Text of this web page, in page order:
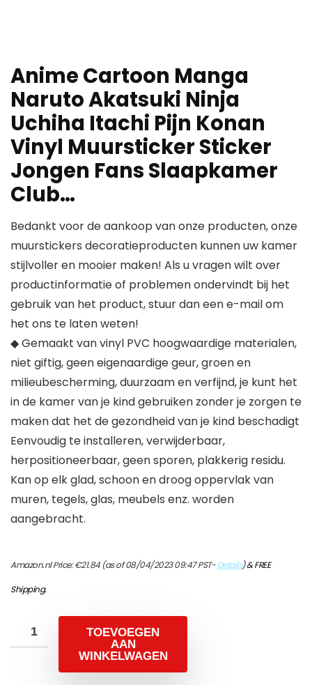
Anime Cartoon Manga
Naruto Akatsuki Ninja
Uchiha Itachi Pijn Konan
Vinyl Muursticker Sticker
Jongen Fans Slaapkamer
Club…
Bedankt voor de aankoop van onze producten, onze
muurstickers decoratieproducten kunnen uw kamer
stijlvoller en mooier maken! Als u vragen wilt over
productinformatie of problemen ondervindt bij het
gebruik van het product, stuur dan een e-mail om
het ons te laten weten!
◆ Gemaakt van vinyl PVC hoogwaardige materialen,
niet giftig, geen eigenaardige geur, groen en
milieubescherming, duurzaam en verfijnd, je kunt het
in de kamer van je kind gebruiken zonder je zorgen te
maken dat het de gezondheid van je kind beschadigt
Eenvoudig te installeren, verwijderbaar,
herpositioneerbaar, geen sporen, plakkerig residu.
Kan op elk glad, schoon en droog oppervlak van
muren, tegels, glas, meubels enz. worden
aangebracht.
Amazon.nl Price:€21.84(as of 08/04/2023 09:47 PST-Details)&FREE
Shipping.
TOEVOEGEN
AAN
WINKELWAGEN